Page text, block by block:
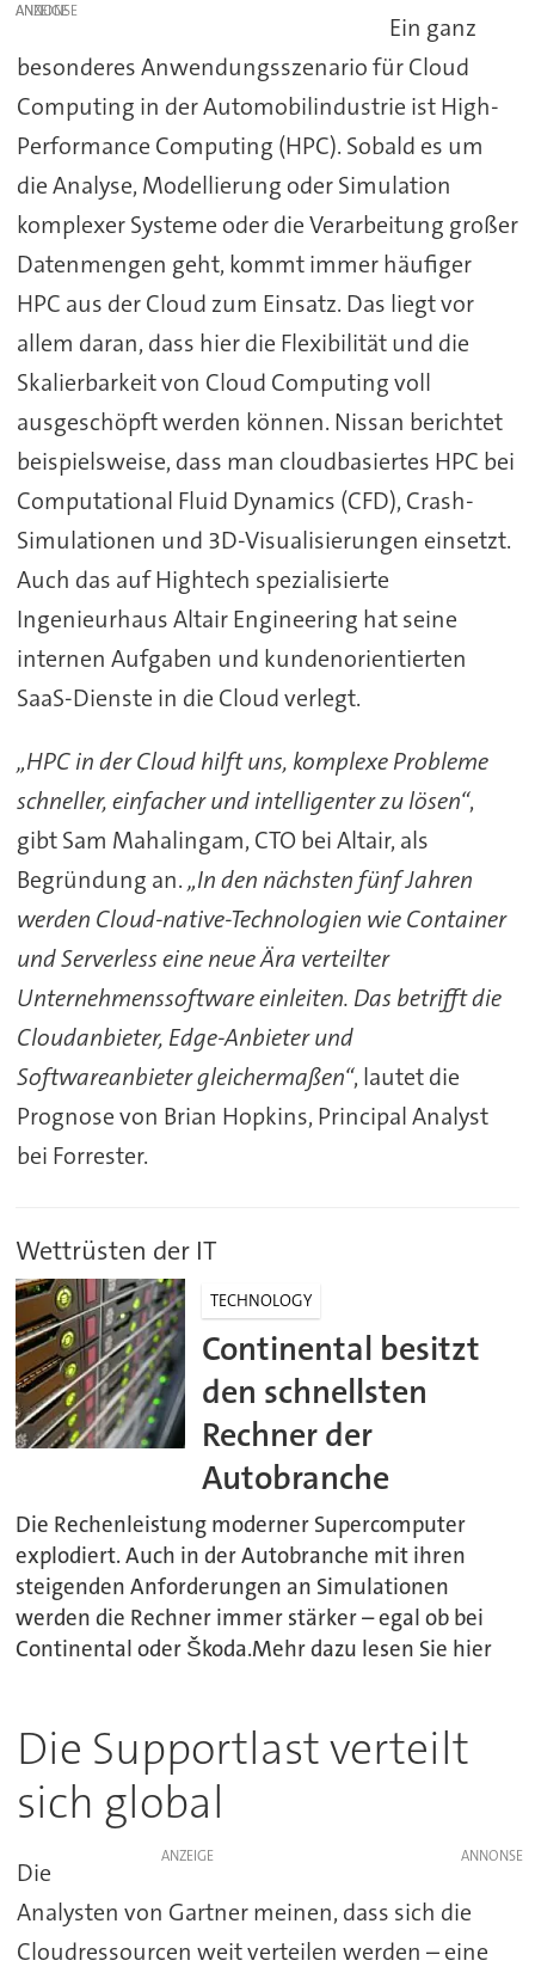
ANZEIGE
Ein ganz
besonderes Anwendungsszenario für Cloud
Computing in der Automobilindustrie ist High-
Performance Computing (HPC). Sobald es um
die Analyse, Modellierung oder Simulation
komplexer Systeme oder die Verarbeitung großer
Datenmengen geht, kommt immer häufiger
HPC aus der Cloud zum Einsatz. Das liegt vor
allem daran, dass hier die Flexibilität und die
Skalierbarkeit von Cloud Computing voll
ausgeschöpft werden können. Nissan berichtet
beispielsweise, dass man cloudbasiertes HPC bei
Computational Fluid Dynamics (CFD), Crash-
Simulationen und 3D-Visualisierungen einsetzt.
Auch das auf Hightech spezialisierte
Ingenieurhaus Altair Engineering hat seine
internen Aufgaben und kundenorientierten
SaaS-Dienste in die Cloud verlegt.
„HPC in der Cloud hilft uns, komplexe Probleme
schneller, einfacher und intelligenter zu lösen“,
gibt Sam Mahalingam, CTO bei Altair, als
Begründung an.„In den nächsten fünf Jahren
werden Cloud-native-Technologien wie Container
und Serverless eine neue Ära verteilter
Unternehmenssoftware einleiten. Das betrifft die
Cloudanbieter, Edge-Anbieter und
Softwareanbieter gleichermaßen“, lautet die
Prognose von Brian Hopkins, Principal Analyst
bei Forrester.
Wettrüsten der IT
TECHNOLOGY
Continental besitzt
den schnellsten
Rechner der
Autobranche
Die Rechenleistung moderner Supercomputer
explodiert. Auch in der Autobranche mit ihren
steigenden Anforderungen an Simulationen
werden die Rechner immer stärker – egal ob bei
Continental oder Škoda.Mehr dazu lesen Sie hier
Die Supportlast verteilt
sich global
ANZEIGE
Die
Analysten von Gartner meinen, dass sich die
Cloudressourcen weit verteilen werden – eine